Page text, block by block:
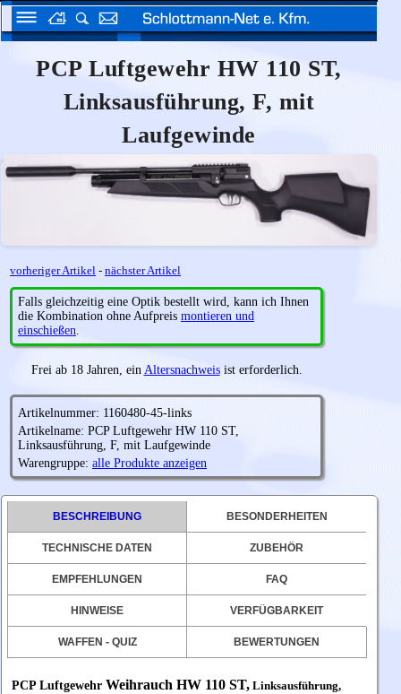
PCP Luftgewehr HW 110 ST,
Linksausführung, F, mit
Laufgewinde
vorheriger Artikel - nächster Artikel
Falls gleichzeitig eine Optik bestellt wird, kann ich Ihnen
die Kombination ohne Aufpreis montieren und
einschießen.
Frei ab 18 Jahren, ein Altersnachweisist erforderlich.
Artikelnummer: 1160480-45-links
Artikelname: PCP Luftgewehr HW 110 ST,
Linksausführung, F, mit Laufgewinde
Warengruppe: alle Produkte anzeigen
BESCHREIBUNG BESONDERHEITEN
TECHNISCHE DATEN ZUBEHÖR
EMPFEHLUNGEN FAQ
HINWEISE VERFÜGBARKEIT
WAFFEN - QUIZ BEWERTUNGEN
PCP Luftgewehr Weihrauch HW 110 ST, Linksausführung,